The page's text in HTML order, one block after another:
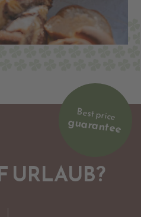
Best price
guarantee
URLAUB?